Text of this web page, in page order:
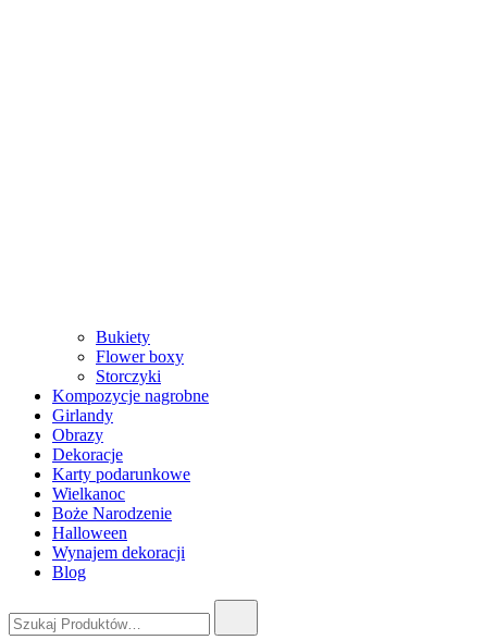
Bukiety
Flower boxy
Storczyki
Kompozycje nagrobne
Girlandy
Obrazy
Dekoracje
Karty podarunkowe
Wielkanoc
Boże Narodzenie
Halloween
Wynajem dekoracji
Blog